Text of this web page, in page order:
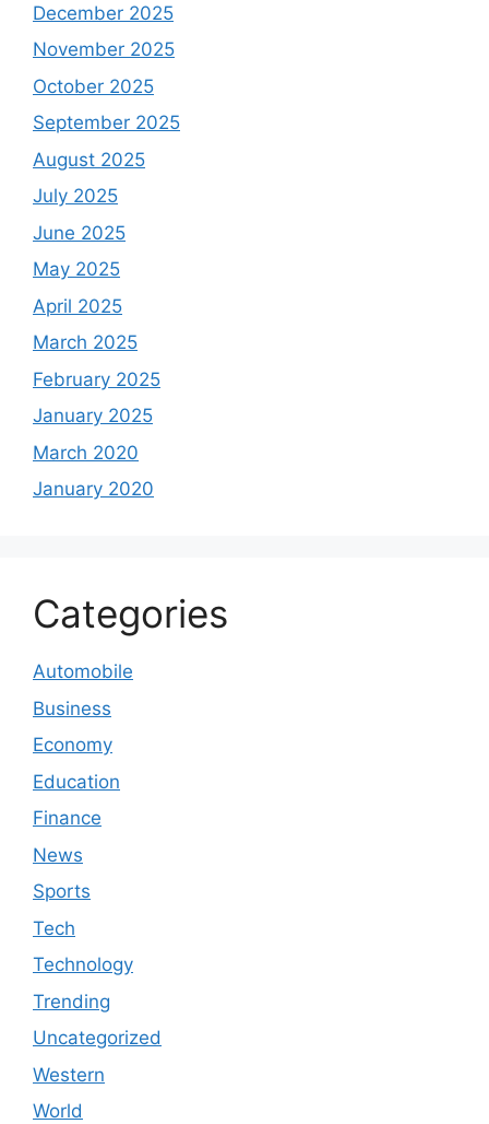
December 2025
November 2025
October 2025
September 2025
August 2025
July 2025
June 2025
May 2025
April 2025
March 2025
February 2025
January 2025
March 2020
January 2020
Categories
Automobile
Business
Economy
Education
Finance
News
Sports
Tech
Technology
Trending
Uncategorized
Western
World